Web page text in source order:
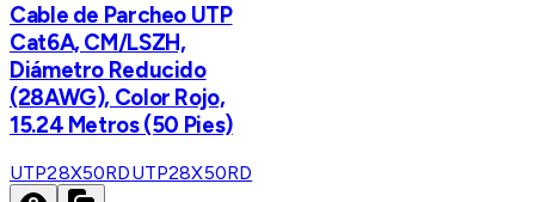
Cable de Parcheo UTP
Cat6A, CM/LSZH,
Diámetro Reducido
(28AWG), Color Rojo,
15.24 Metros (50 Pies)
UTP28X50RDUTP28X50RD